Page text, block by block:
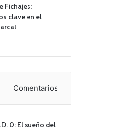
Fichajes:
clave en el
Comentarios
0: El sueño del